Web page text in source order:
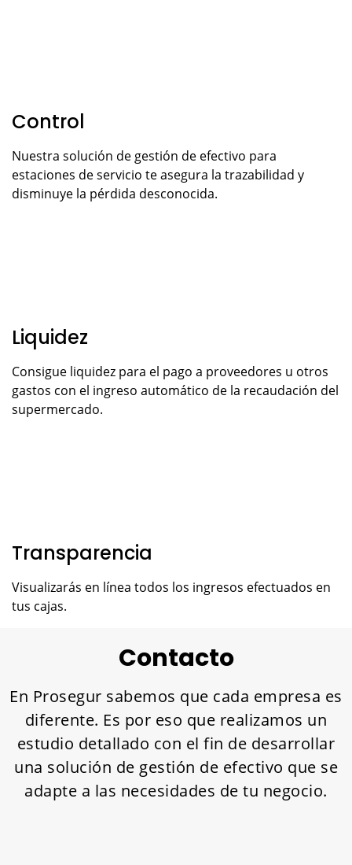
Control
Nuestra solución de gestión de efectivo para
estaciones de servicio te asegura la trazabilidad y
disminuye la pérdida desconocida.
Liquidez
Consigue liquidez para el pago a proveedores u otros
gastos con el ingreso automático de la recaudación del
supermercado.
Transparencia
Visualizarás en línea todos los ingresos efectuados en
tus cajas.
Contacto
En Prosegur sabemos que cada empresa es
diferente. Es por eso que realizamos un
estudio detallado con el fin de desarrollar
una solución de gestión de efectivo que se
adapte a las necesidades de tu negocio.